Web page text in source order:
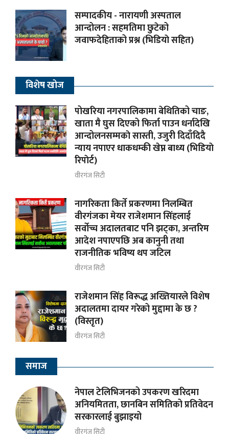
सम्पादकीय - नारायणी अस्पताल
आन्दोलन : सहमतिमा छुटेको
जवाफदेहिताको प्रश्न (भिडियाे सहित)
विशेष खोज
पोखरिया नगरपालिकामा बेथितिको चाङ,
खाता मै घुस दिएको फिर्ता पाउन धर्नादेखि
आन्दोलनसम्मकाे सास्ती, उजुरी दिदाँदिदै
न्याय नपाएर धाकधम्की खेप्न बाध्य (भिडियाे
रिपाेर्ट)
वीरगंज सिटी
नागरिकता किर्ते प्रकरणमा निलम्बित
वीरगंजका मेयर राजेशमान सिंहलाई
सर्वोच्च अदालतबाट पनि झट्का, अन्तरिम
आदेश नपाएपछि अब कानुनी तथा
राजनीतिक भविष्य थप जटिल
वीरगंज सिटी
राजेशमान सिंह विरूद्ध अख्तियारले विशेष
अदालतमा दायर गरेको मुद्दामा के छ ?
(विस्तृत)
वीरगंज सिटी
समाज
नेपाल टेलिभिजनको उपकरण खरिदमा
अनियमितता, छानबिन समितिको प्रतिवेदन
सरकारलाई बुझाइयो
वीरगंज सिटी